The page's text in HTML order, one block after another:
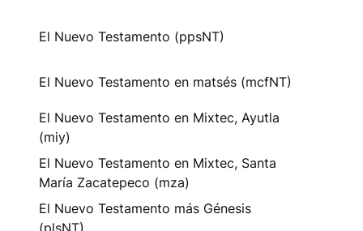
El Nuevo Testamento (ppsNT)
El Nuevo Testamento en matsés (mcfNT)
El Nuevo Testamento en Mixtec, Ayutla
(miy)
El Nuevo Testamento en Mixtec, Santa
María Zacatepeco (mza)
El Nuevo Testamento más Génesis
(plsNT)